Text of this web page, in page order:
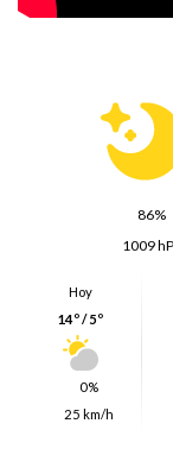
86%
1009
Hoy
14º / 5º
0%
25 km/h